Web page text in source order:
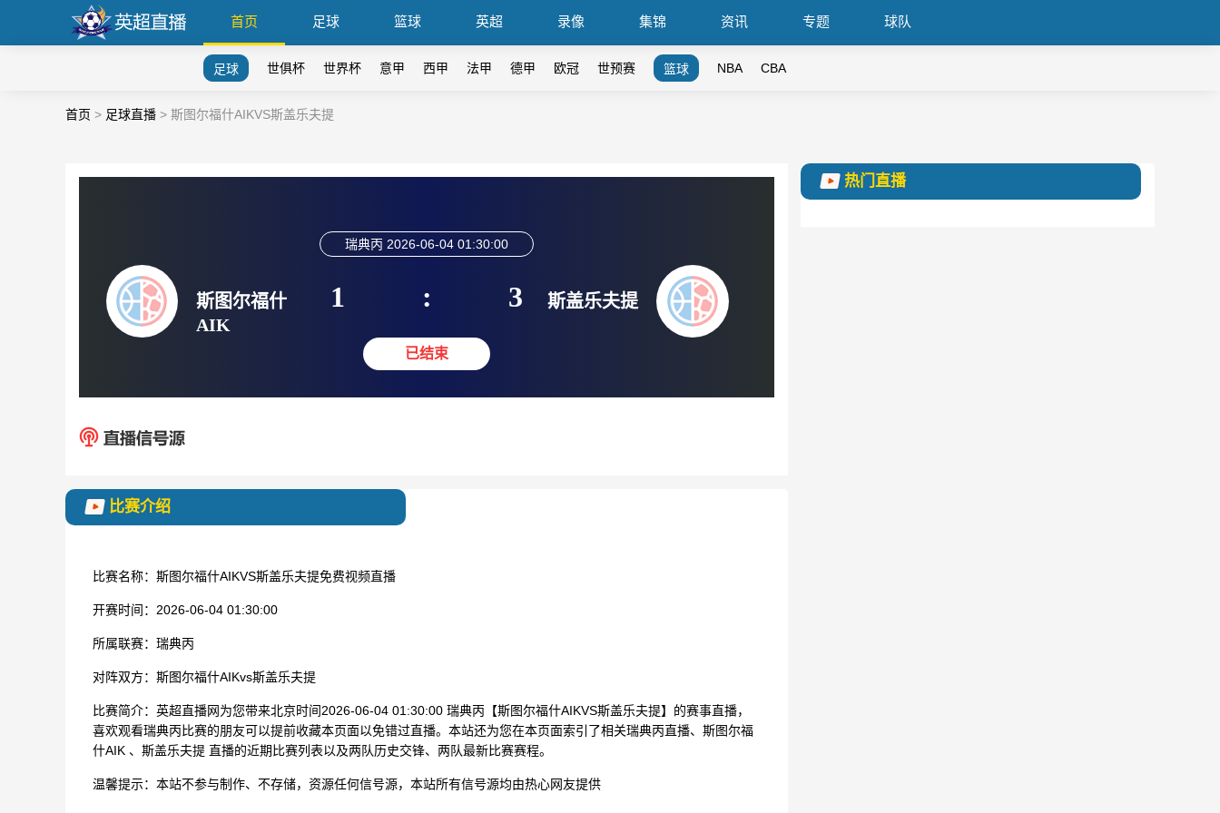
首页 足球 篮球 英超 录像 集锦 资讯 专题 球队
足球 世俱杯 世界杯 意甲 西甲 法甲 德甲 欧冠 世预赛 篮球 NBA CBA
首页 > 足球直播 > 斯图尔福什AIKVS斯盖乐夫提
斯图尔福什
AIK
瑞典丙 2026-06-04 01:30:00
1 : 3
已结束
斯盖乐夫提
比赛介绍
比赛名称： 斯图尔福什AIKVS斯盖乐夫提免费视频直播
开赛时间： 2026-06-04 01:30:00
所属联赛： 瑞典丙
对阵双方： 斯图尔福什AIKvs斯盖乐夫提
比赛简介： 英超直播网为您带来北京时间2026-06-04 01:30:00 瑞典丙【斯图尔福什AIKVS斯盖乐夫提】的赛事直播，
喜欢观看瑞典丙比赛的朋友可以提前收藏本页面以免错过直播。本站还为您在本页面索引了相关瑞典丙直播、斯图尔福
什AIK 、斯盖乐夫提 直播的近期比赛列表以及两队历史交锋、两队最新比赛赛程。
温馨提示： 本站不参与制作、不存储，资源任何信号源，本站所有信号源均由热心网友提供
热门直播